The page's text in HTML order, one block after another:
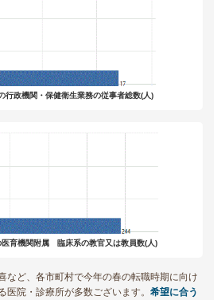
行政機関・保健衛生業務の従事者総数(人)
医育機関附属 臨床系の教官又は教員数(人)
など、各市町村で今年の春の転職時期に向け
医院・診療所が多数ございます。 希望に合う